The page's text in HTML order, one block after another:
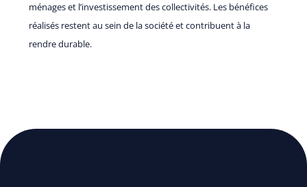
ménages et l’investissement des collectivités. Les bénéfices
réalisés restent au sein de la société et contribuent à la
rendre durable.